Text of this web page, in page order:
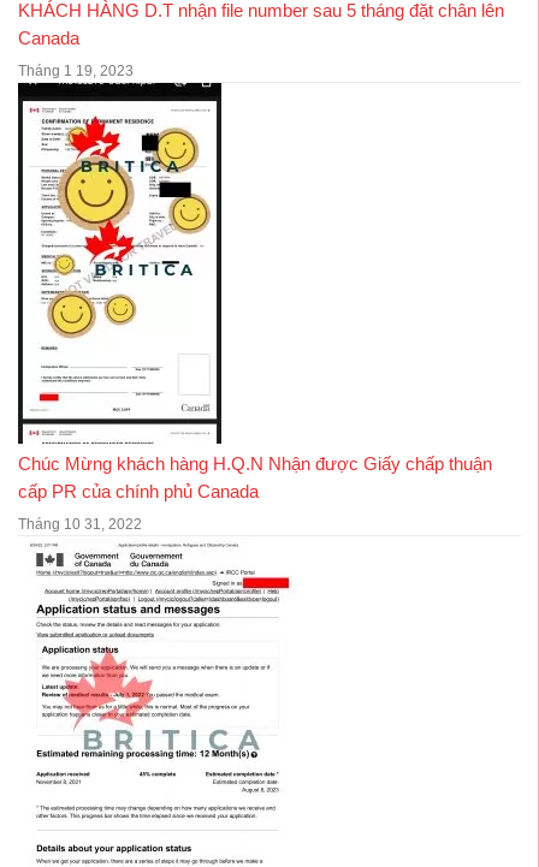
KHÁCH HÀNG D.T nhận file number sau 5 tháng đặt chân lên
Canada
Tháng 1 19, 2023
Chúc Mừng khách hàng H.Q.N Nhận được Giấy chấp thuận
cấp PR của chính phủ Canada
Tháng 10 31, 2022